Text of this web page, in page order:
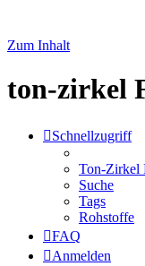
Zum Inhalt
ton-zirkel
Schnellzugriff
Ton-Zirkel
Suche
Tags
Rohstoffe
FAQ
Anmelden